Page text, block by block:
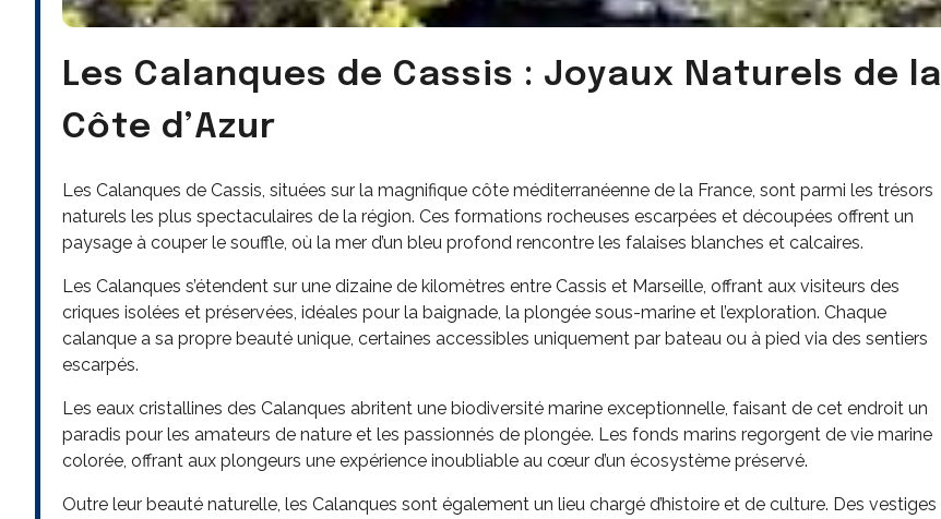
Les Calanques de Cassis : Joyaux Naturels de la
Côte d’Azur
Les Calanques de Cassis, situées sur la magnifique côte méditerranéenne de la France, sont parmi les trésors
naturels les plus spectaculaires de la région. Ces formations rocheuses escarpées et découpées offrent un
paysage à couper le souffle, où la mer d’un bleu profond rencontre les falaises blanches et calcaires.
Les Calanques s’étendent sur une dizaine de kilomètres entre Cassis et Marseille, offrant aux visiteurs des
criques isolées et préservées, idéales pour la baignade, la plongée sous-marine et l’exploration. Chaque
calanque a sa propre beauté unique, certaines accessibles uniquement par bateau ou à pied via des sentiers
escarpés.
Les eaux cristallines des Calanques abritent une biodiversité marine exceptionnelle, faisant de cet endroit un
paradis pour les amateurs de nature et les passionnés de plongée. Les fonds marins regorgent de vie marine
colorée, offrant aux plongeurs une expérience inoubliable au cœur d’un écosystème préservé.
Outre leur beauté naturelle, les Calanques sont également un lieu chargé d’histoire et de culture. Des vestiges